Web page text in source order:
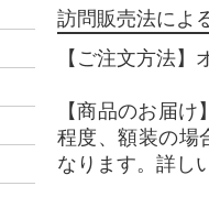
訪問販売法によ
【ご注文方法
【商品のお届
程度、額装の場
なります。詳し